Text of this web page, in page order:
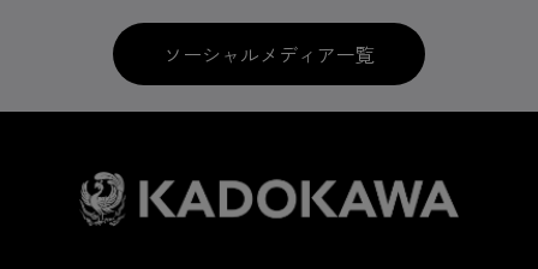
ソーシャルメディア一覧